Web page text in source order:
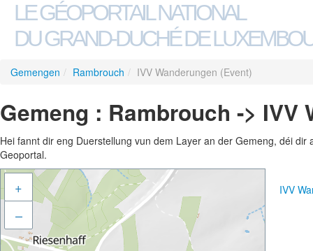
LE GÉOPORTAIL NATIONAL
DU GRAND-DUCHÉ DE
Gemengen / Rambrouch / IVV Wanderungen (Event)
Gemeng : Rambrouch -> IVV
Hei fannt dir eng Duerstellung vun dem Layer an der Gemeng, déi
Geoportal.
+
–
IVV